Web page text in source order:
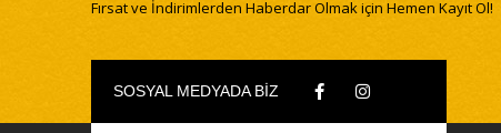
Fırsat ve İndirimlerden Haberdar Olmak için Hemen Kayıt Ol!
SOSYAL MEDYADA BİZ